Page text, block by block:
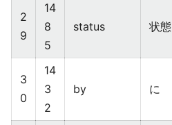
2
9
14
8
5
status 状態
3
0
14
3
2
by に